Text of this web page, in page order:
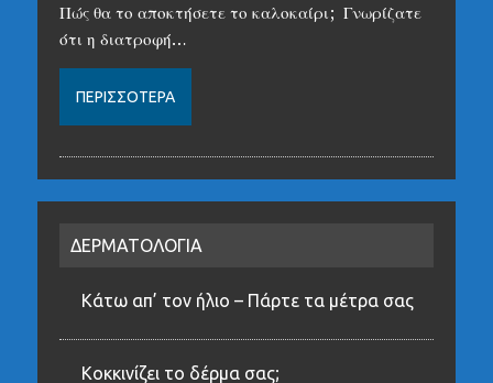
Πώς θα το αποκτήσετε το καλοκαίρι; Γνωρίζατε
ότι η διατροφή…
ΠΕΡΙΣΣΌΤΕΡΑ
ΔΕΡΜΑΤΟΛΟΓΙΑ
Κάτω απ’ τον ήλιο – Πάρτε τα μέτρα σας
Κοκκινίζει το δέρμα σας;